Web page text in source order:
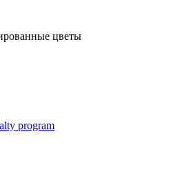
особенным и незабываемым
доставку по РБ.
цветы
program